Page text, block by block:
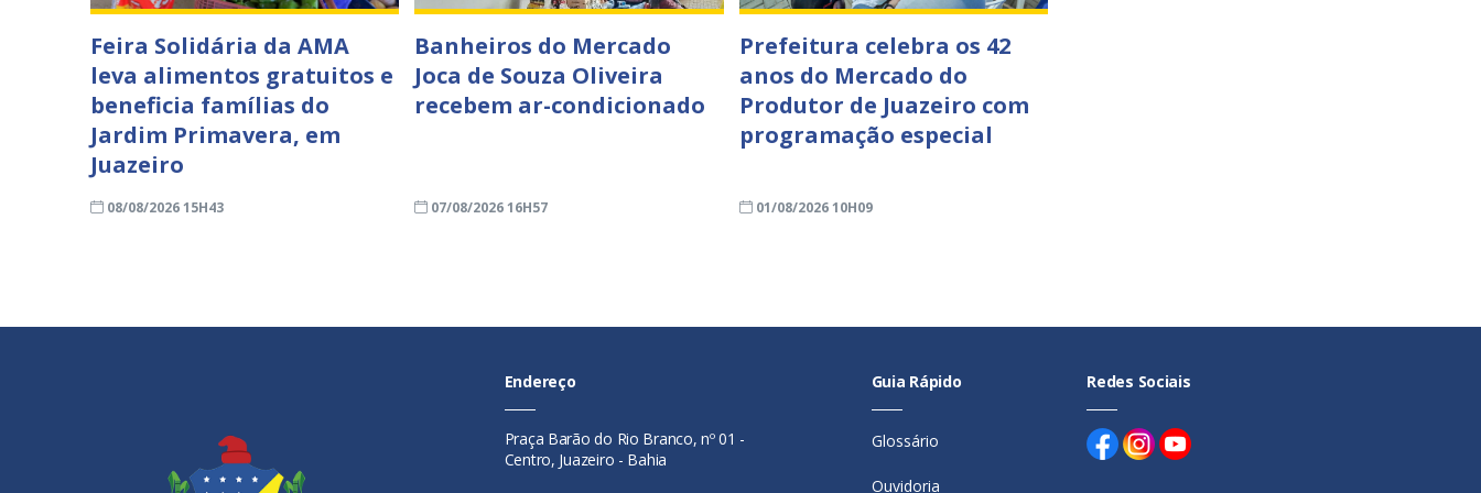
Feira Solidária da AMA
leva alimentos gratuitos e
beneficia famílias do
Jardim Primavera, em
Juazeiro
08/08/2026 15H43
Banheiros do Mercado
Joca de Souza Oliveira
recebem ar-condicionado
07/08/2026 16H57
Prefeitura celebra os 42
anos do Mercado do
Produtor de Juazeiro com
programação especial
01/08/2026 10H09
Endereço
Praça Barão do Rio Branco, nº 01 -
Centro, Juazeiro - Bahia
Guia Rápido
Glossário
Ouvidoria
Redes Sociais